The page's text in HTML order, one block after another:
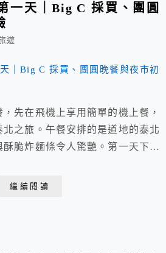
一天｜Big C 採買、團圓
遊
先在飛機上享用簡單的機上餐，
之旅。午餐安排的是道地的泰北
脆炸麵條令人驚艷。第一天下午
。傍晚則到BIG C超市採買，在地
繼續閱讀